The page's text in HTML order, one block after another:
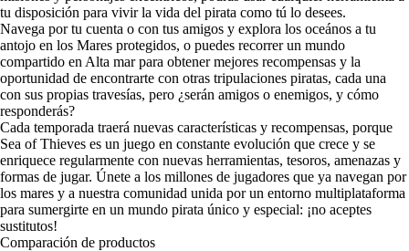
tu disposición para vivir la vida del pirata como tú lo desees.
Navega por tu cuenta o con tus amigos y explora los oceános a tu
antojo en los Mares protegidos, o puedes recorrer un mundo
compartido en Alta mar para obtener mejores recompensas y la
oportunidad de encontrarte con otras tripulaciones piratas, cada una
con sus propias travesías, pero ¿serán amigos o enemigos, y cómo
responderás?
Cada temporada traerá nuevas características y recompensas, porque
Sea of Thieves es un juego en constante evolución que crece y se
enriquece regularmente con nuevas herramientas, tesoros, amenazas y
formas de jugar. Únete a los millones de jugadores que ya navegan por
los mares y a nuestra comunidad unida por un entorno multiplataforma
para sumergirte en un mundo pirata único y especial: ¡no aceptes
sustitutos!
Comparación de productos